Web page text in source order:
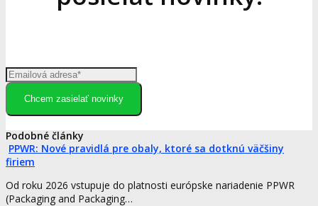
Chcem zasielať novinky
Podobné články
PPWR: Nové pravidlá pre obaly, ktoré sa dotknú väčšiny
firiem
Od roku 2026 vstupuje do platnosti európske nariadenie PPWR
(Packaging and Packaging…